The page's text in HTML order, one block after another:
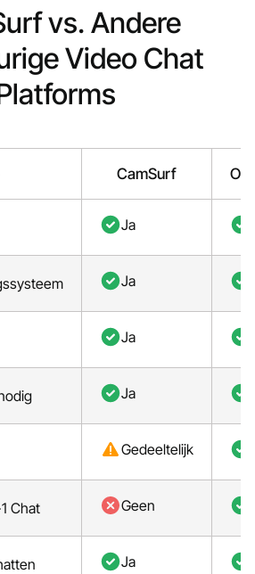
vs. Andere
Video Chat
CamSurf
Ja
Ja
Ja
Ja
Gedeeltelijk
Chat Geen
Ja